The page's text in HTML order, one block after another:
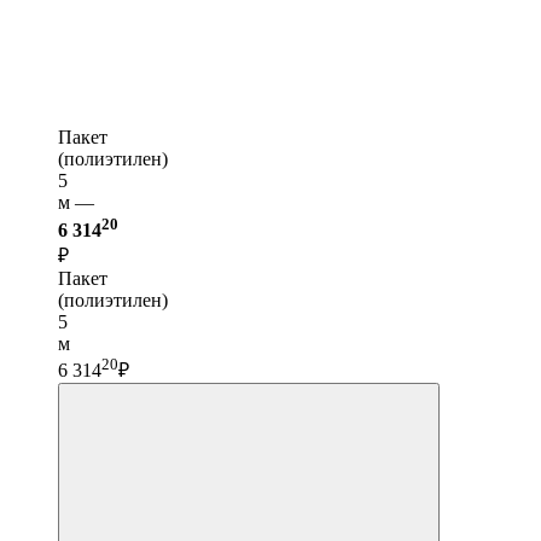
Пакет
(полиэтилен)
5
м —
6 31420
₽
Пакет
(полиэтилен)
5
м
6 31420₽